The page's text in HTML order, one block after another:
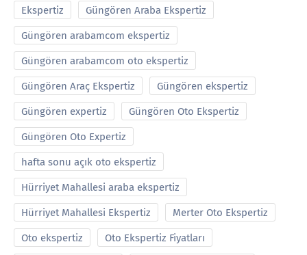
Ekspertiz Güngören Araba Ekspertiz
Güngören arabamcom ekspertiz
Güngören arabamcom oto ekspertiz
Güngören Araç Ekspertiz Güngören ekspertiz
Güngören expertiz Güngören Oto Ekspertiz
Güngören Oto Expertiz
hafta sonu açık oto ekspertiz
Hürriyet Mahallesi araba ekspertiz
Hürriyet Mahallesi Ekspertiz Merter Oto Ekspertiz
Oto ekspertiz Oto Ekspertiz Fiyatları